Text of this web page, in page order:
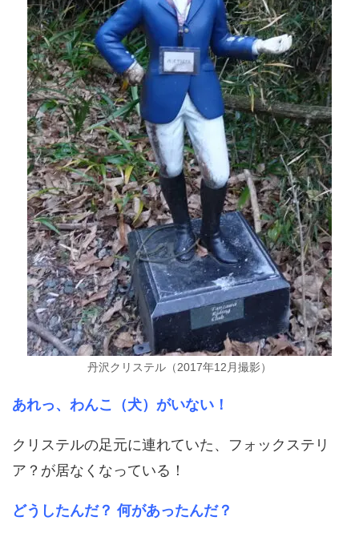
丹沢クリステル（2017年12月撮影）
あれっ、わんこ（犬）がいない！
クリステルの足元に連れていた、フォックステリ
ア？が居なくなっている！
どうしたんだ？ 何があったんだ？